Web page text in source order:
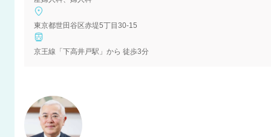
東京都世田谷区赤堤5丁目30-15
京王線「下高井戸駅」から 徒歩3分